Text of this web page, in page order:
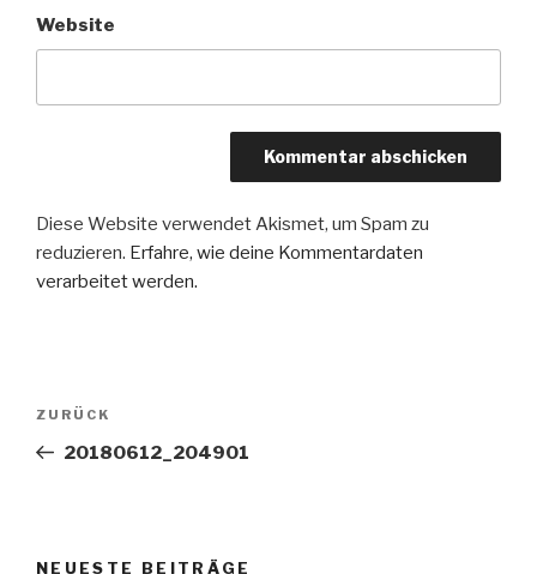
Website
Diese Website verwendet Akismet, um Spam zu
reduzieren. Erfahre, wie deine Kommentardaten
verarbeitet werden.
Beitragsnavigation
Vorheriger
Beitrag
ZURÜCK
20180612_204901
NEUESTE BEITRÄGE